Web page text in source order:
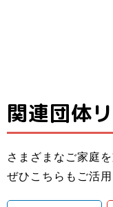
関連団体
さまざまなご家庭
ぜひこちらもご活用
子どもたちと親
＆子どもたちの
成長を支える無
ひとり親家庭、